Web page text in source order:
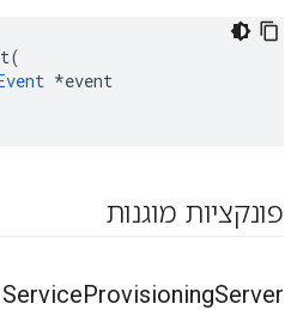
(
*event
פונקציות מוגנות
ServiceProvisioningServer